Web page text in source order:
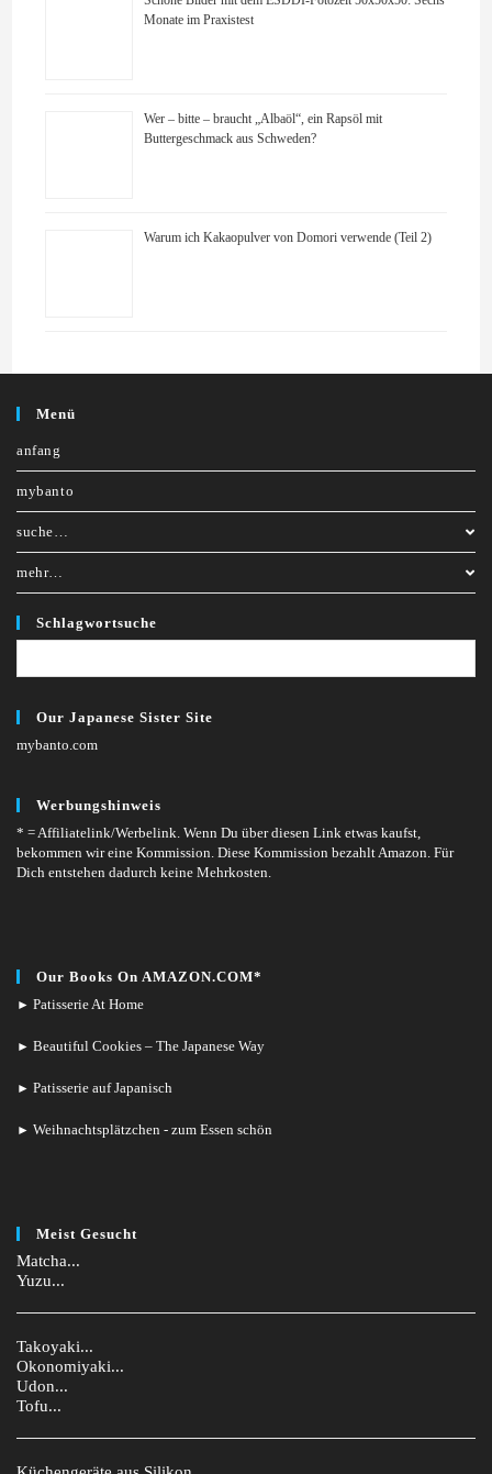
Monate im Praxistest
Wer – bitte – braucht „Albaöl“, ein Rapsöl mit
Buttergeschmack aus Schweden?
Warum ich Kakaopulver von Domori verwende (Teil 2)
Menü
anfang
mybanto
suche…
mehr…
Schlagwortsuche
Our Japanese Sister Site
mybanto.com
Werbungshinweis
* = Affiliatelink/Werbelink. Wenn Du über diesen Link etwas kaufst,
bekommen wir eine Kommission. Diese Kommission bezahlt Amazon. Für
Dich entstehen dadurch keine Mehrkosten.
Our Books On AMAZON.COM*
► Patisserie At Home
► Beautiful Cookies – The Japanese Way
► Patisserie auf Japanisch
► Weihnachtsplätzchen - zum Essen schön
Meist Gesucht
Matcha...
Yuzu...
Takoyaki...
Okonomiyaki...
Udon...
Tofu...